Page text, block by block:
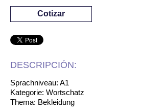
Cotizar
DESCRIPCIÓN:
Sprachniveau: A1
Kategorie: Wortschatz
Thema: Bekleidung